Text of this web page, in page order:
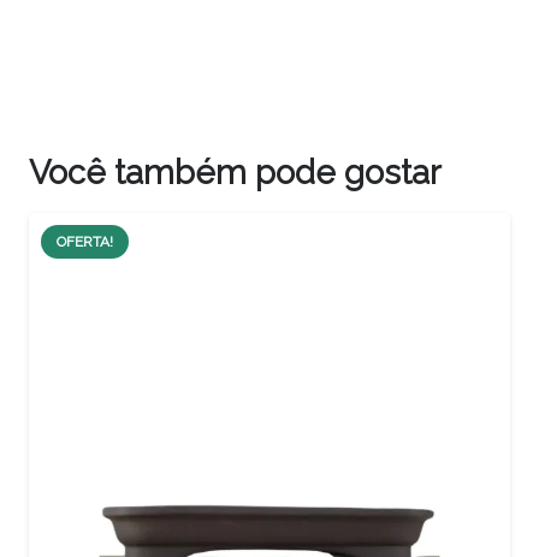
Você também pode gostar
OFERTA!